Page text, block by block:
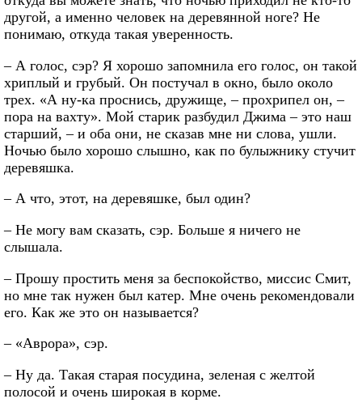
другой, а именно человек на деревянной ноге? Не
понимаю, откуда такая уверенность.
– А голос, сэр? Я хорошо запомнила его голос, он такой
хриплый и грубый. Он постучал в окно, было около
трех. «А ну-ка проснись, дружище, – прохрипел он, –
пора на вахту». Мой старик разбудил Джима – это наш
старший, – и оба они, не сказав мне ни слова, ушли.
Ночью было хорошо слышно, как по булыжнику стучит
деревяшка.
– А что, этот, на деревяшке, был один?
– Не могу вам сказать, сэр. Больше я ничего не
слышала.
– Прошу простить меня за беспокойство, миссис Смит,
но мне так нужен был катер. Мне очень рекомендовали
его. Как же это он называется?
– «Аврора», сэр.
– Ну да. Такая старая посудина, зеленая с желтой
полосой и очень широкая в корме.